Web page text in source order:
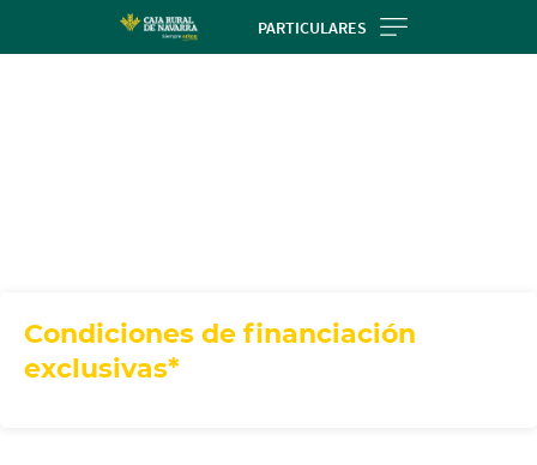
PARTICULARES
Condiciones de financiación
exclusivas*